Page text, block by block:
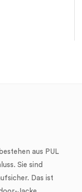
aus PUL
Sie sind
Das ist